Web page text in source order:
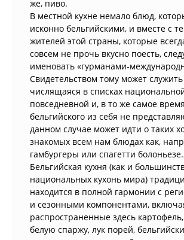
же, пиво.
В местной кухне немало блюд,
исконно бельгийскими, и вместе с
жителей этой страны, которые
совсем не прочь вкусно поесть,
именовать «гурманами-
Свидетельством тому может
числящаяся в списках
повседневной и, в то же самое
бельгийского из себя не
данном случае может идти о таких
знакомых всем нам блюдах как,
гамбургеры или спагетти
Бельгийская кухня (как и
национальных кухонь мира)
находится в полной гармонии с
и сезонными компонентами,
распространенные здесь картофель,
белую спаржу, лук порей,